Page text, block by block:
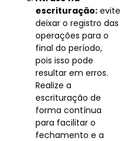
escrituração: evite
deixar o registro das
operações para o
final do período,
pois isso pode
resultar em erros.
Realize a
escrituração de
forma contínua
para facilitar o
fechamento e a